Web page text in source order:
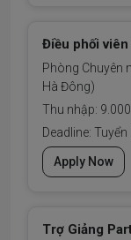
Điều phối
Phòng Chuyên
Hà Đông)
Thu nhập:
Deadline:
Apply Now
Trợ Giảng